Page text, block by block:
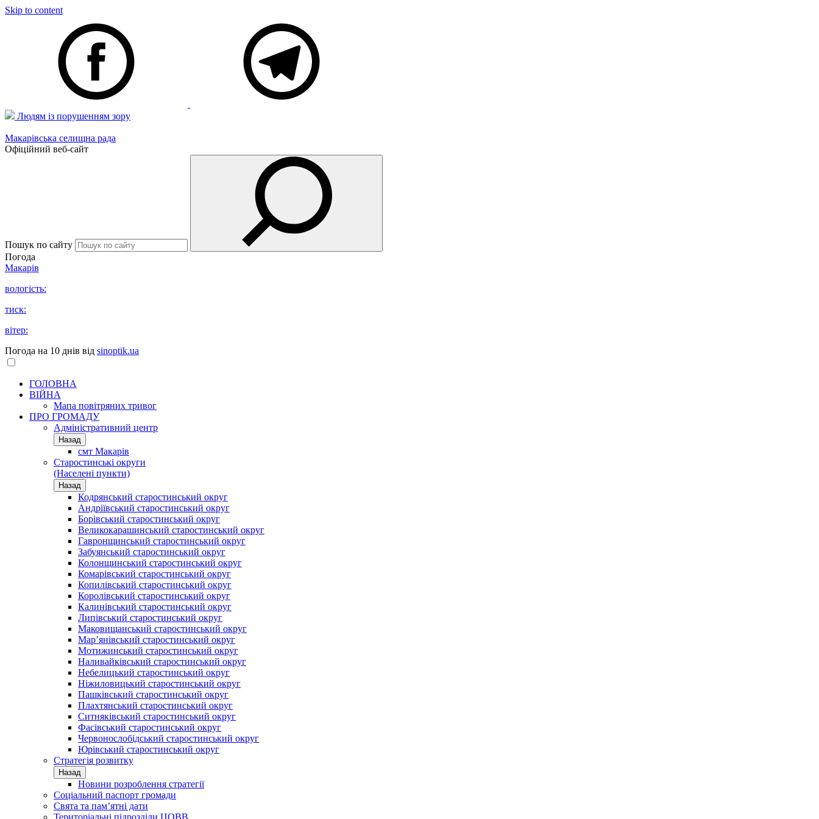
Skip to content
Людям із порушенням зору
Макарівська селищна рада
Офіційний веб-сайт
Пошук по сайту
Погода
Макарів
вологість:
тиск:
вітер:
Погода на 10 днів від sinoptik.ua
ГОЛОВНА
ВІЙНА
Мапа повітряних тривог
ПРО ГРОМАДУ
Aдміністративний центр
Назад
смт Макарів
Старостинські округи
(Населені пункти)
Назад
Кодрянський старостинський округ
Андріївський старостинський округ
Борівський старостинський округ
Великокарашинський старостинський округ
Гавронщинський старостинський округ
Забуянський старостинський округ
Колонщинський старостинський округ
Комарівський старостинський округ
Копилівський старостинський округ
Королівський старостинський округ
Калинівський старостинський округ
Липівський старостинський округ
Маковищанський старостинський округ
Мар’янівський старостинський округ
Мотижинський старостинський округ
Наливайківський старостинський округ
Небелицький старостинський округ
Ніжиловицький старостинський округ
Пашківський старостинський округ
Плахтянський старостинський округ
Ситняківський старостинський округ
Фасівський старостинський округ
Червонослобідський старостинський округ
Юрівський старостинський округ
Стратегія розвитку
Назад
Новини розроблення стратегії
Соціальний паспорт громади
Свята та пам’ятні дати
Територіальні підрозділи ЦОВВ